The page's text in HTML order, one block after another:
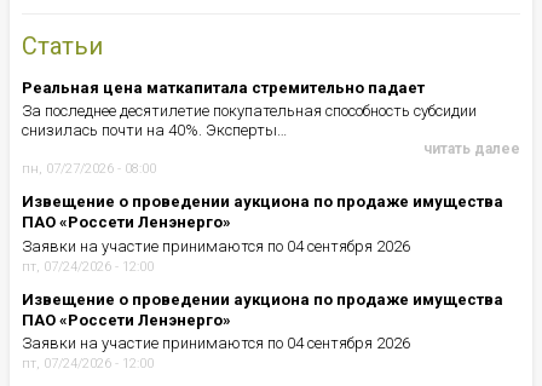
Статьи
Реальная цена маткапитала стремительно падает
За последнее десятилетие покупательная способность субсидии
снизилась почти на 40%. Эксперты…
читать далее
пн, 07/27/2026 - 08:00
Извещение о проведении аукциона по продаже имущества
ПАО «Россети Ленэнерго»
Заявки на участие принимаются по 04 сентября 2026
пт, 07/24/2026 - 12:00
Извещение о проведении аукциона по продаже имущества
ПАО «Россети Ленэнерго»
Заявки на участие принимаются по 04 сентября 2026
пт, 07/24/2026 - 12:00